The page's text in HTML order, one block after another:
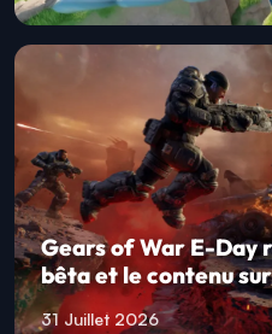
Gears of War E-Day
bêta et le contenu
31 Juillet 2026